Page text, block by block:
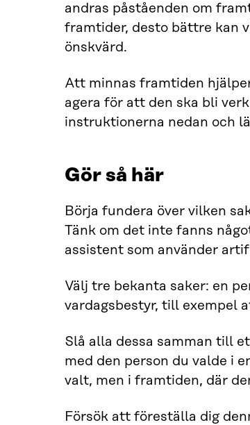
andras påståenden om
framtider, desto bättre kan
önskvärd.
Att minnas framtiden
agera för att den ska bli
instruktionerna nedan och
Gör så här
Börja fundera över vilken
Tänk om det inte fanns
assistent som använder
Välj tre bekanta saker: en
vardagsbestyr, till exempel
Slå alla dessa samman till
med den person du valde i
valt, men i framtiden, där
Försök att föreställa dig